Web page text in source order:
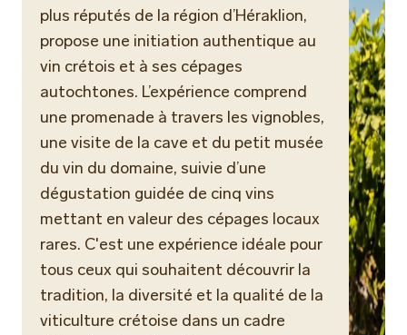
plus réputés de la région d’Héraklion,
propose une initiation authentique au
vin crétois et à ses cépages
autochtones. L’expérience comprend
une promenade à travers les vignobles,
une visite de la cave et du petit musée
du vin du domaine, suivie d’une
dégustation guidée de cinq vins
mettant en valeur des cépages locaux
rares. C'est une expérience idéale pour
tous ceux qui souhaitent découvrir la
tradition, la diversité et la qualité de la
viticulture crétoise dans un cadre